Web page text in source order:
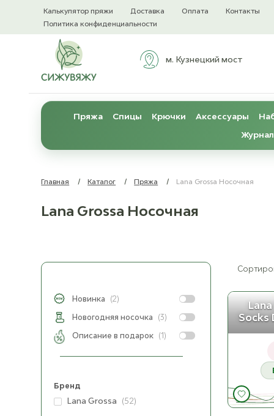
Калькулятор пряжи Доставка Оплата Контакты
Политика конфиденциальности
м. Кузнецкий мост
Пряжа Спицы Крючки Аксессуары
Главная / Каталог / Пряжа / Lana Grossa Носочная
Lana Grossa Носочная
Новинка
(2)
Новогодняя носочка
(3)
Описание в подарок (1)
Бренд
Lana Grossa (52)
Socks